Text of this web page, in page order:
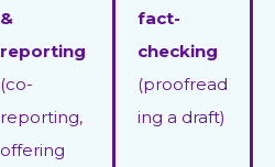
&
reporting
(co-
reporting,
offering
fact-
checking
(proofread
ing a draft)